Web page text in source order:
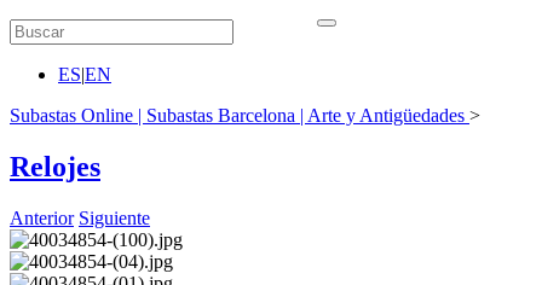
ES|EN
Subastas Online | Subastas Barcelona | Arte y Antigüedades >
Relojes
Anterior Siguiente